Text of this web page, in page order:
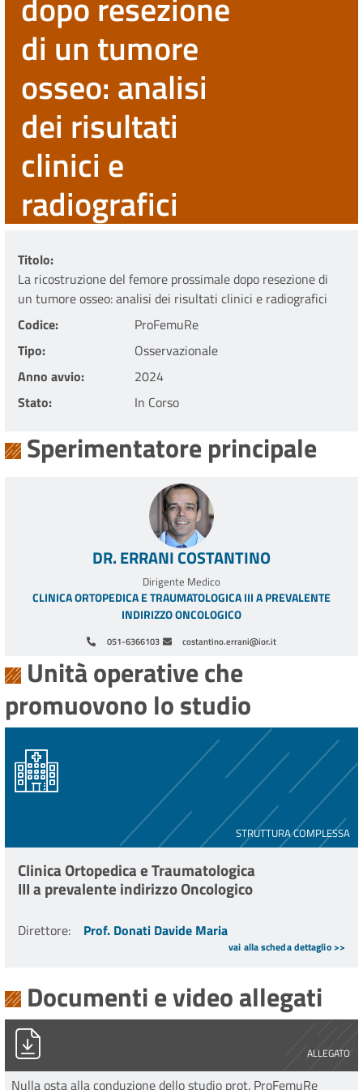
di un tumore
osseo: analisi
dei risultati
clinici e
radiografici
Titolo
La ricostruzione del femore prossimale dopo resezione di
un tumore osseo: analisi dei risultati clinici e radiografici
Codice
ProFemuRe
Tipo
Osservazionale
Anno avvio
2024
Stato
In Corso
Sperimentatore principale
051-6366103 costantino.errani@ior.it
DR. ERRANI COSTANTINO
Dirigente Medico
CLINICA ORTOPEDICA E TRAUMATOLOGICA III A PREVALENTE
INDIRIZZO ONCOLOGICO
Unità operative che
promuovono lo studio
STRUTTURA COMPLESSA
Clinica Ortopedica e Traumatologica
III a prevalente indirizzo Oncologico
Direttore: Prof. Donati Davide Maria
vai alla scheda dettaglio >>
Documenti e video allegati
ALLEGATO
PG0006979_2024_Stampa_unica.pdf
Nulla osta alla conduzione dello studio prot. ProFemuRe